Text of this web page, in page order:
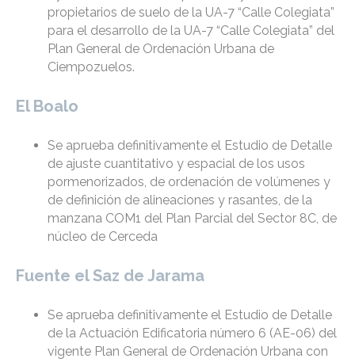
propietarios de suelo de la UA-7 “Calle Colegiata”
para el desarrollo de la UA-7 “Calle Colegiata” del
Plan General de Ordenación Urbana de
Ciempozuelos.
El Boalo
Se aprueba definitivamente el Estudio de Detalle
de ajuste cuantitativo y espacial de los usos
pormenorizados, de ordenación de volúmenes y
de definición de alineaciones y rasantes, de la
manzana COM1 del Plan Parcial del Sector 8C, de
núcleo de Cerceda
Fuente el Saz de Jarama
Se aprueba definitivamente el Estudio de Detalle
de la Actuación Edificatoria número 6 (AE-06) del
vigente Plan General de Ordenación Urbana con